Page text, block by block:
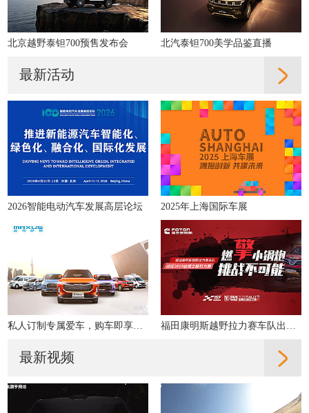
北京越野泰钽700预售发布会 北汽泰钽700美学品鉴直播
最新活动
2026智能电动汽车发展高层论坛 2025年上海国际车展
私人订制专属爱车，购车即享多重好礼！ 福田康明斯越野拉力赛车队出征2019丝绸之路拉力赛
最新视频